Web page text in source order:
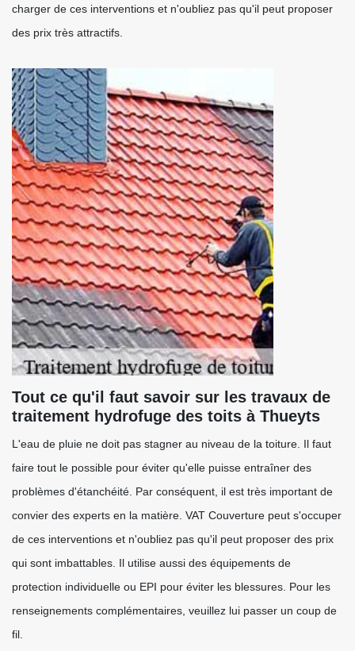
charger de ces interventions et n'oubliez pas qu'il peut proposer
des prix très attractifs.
Tout ce qu'il faut savoir sur les travaux de
traitement hydrofuge des toits à Thueyts
L'eau de pluie ne doit pas stagner au niveau de la toiture. Il faut
faire tout le possible pour éviter qu'elle puisse entraîner des
problèmes d'étanchéité. Par conséquent, il est très important de
convier des experts en la matière. VAT Couverture peut s'occuper
de ces interventions et n'oubliez pas qu'il peut proposer des prix
qui sont imbattables. Il utilise aussi des équipements de
protection individuelle ou EPI pour éviter les blessures. Pour les
renseignements complémentaires, veuillez lui passer un coup de
fil.